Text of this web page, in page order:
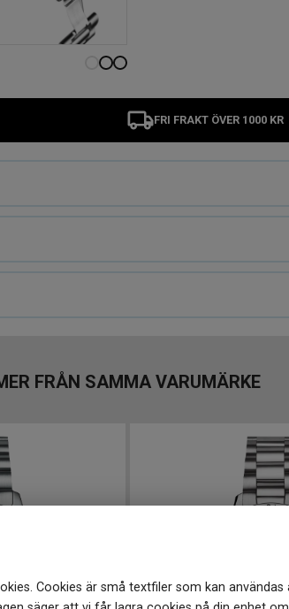
Cookies är små textfiler som kan
FRI FRAKT ÖVER 1000 KR
FRÅN SAMMA VARUMÄRKE